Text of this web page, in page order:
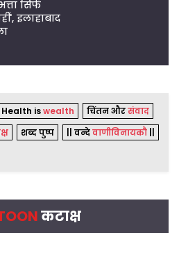
सिर्फ
इलाहाबाद
Health iswealth चिंतन औरसंवाद
शब्द पुष्प || वन्देवाणीविनायकौ
कटाक्ष